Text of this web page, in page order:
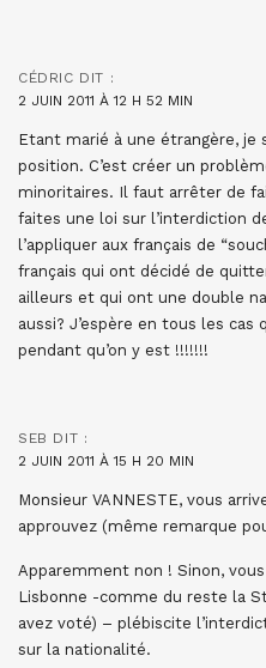
CÉDRIC DIT :
2 JUIN 2011 À 12 H 52 MIN
Etant marié à une étrangère, je
position. C’est créer un
minoritaires. Il faut arrêter de
faites une loi sur l’interdiction
l’appliquer aux français de
français qui ont décidé de
ailleurs et qui ont une double
aussi? J’espère en tous les cas
pendant qu’on y est !!!!!!!
SEB DIT :
2 JUIN 2011 À 15 H 20 MIN
Monsieur VANNESTE, vous
approuvez (même remarque
Apparemment non ! Sinon,
Lisbonne -comme du reste la
avez voté) – plébiscite
sur la nationalité.